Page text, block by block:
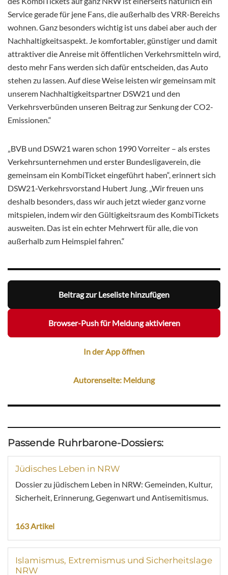
Service gerade für jene Fans, die außerhalb des VRR-Bereichs
wohnen. Ganz besonders wichtig ist uns dabei aber auch der
Nachhaltigkeitsaspekt. Je komfortabler, günstiger und damit
attraktiver die Anreise mit öffentlichen Verkehrsmitteln wird,
desto mehr Fans werden sich dafür entscheiden, das Auto
stehen zu lassen. Auf diese Weise leisten wir gemeinsam mit
unserem Nachhaltigkeitspartner DSW21 und den
Verkehrsverbünden unseren Beitrag zur Senkung der CO2-
Emissionen.“
„BVB und DSW21 waren schon 1990 Vorreiter – als erstes
Verkehrsunternehmen und erster Bundesligaverein, die
gemeinsam ein KombiTicket eingeführt haben“, erinnert sich
DSW21-Verkehrsvorstand Hubert Jung. „Wir freuen uns
deshalb besonders, dass wir auch jetzt wieder ganz vorne
mitspielen, indem wir den Gültigkeitsraum des KombiTickets
ausweiten. Das ist ein echter Mehrwert für alle, die von
außerhalb zum Heimspiel fahren.“
Beitrag zur Leseliste hinzufügen
Browser-Push für Meldung aktivieren
In der App öffnen
Autorenseite: Meldung
Passende Ruhrbarone-Dossiers:
Jüdisches Leben in NRW
Dossier zu jüdischem Leben in NRW: Gemeinden, Kultur,
Sicherheit, Erinnerung, Gegenwart und Antisemitismus.
163 Artikel
Islamismus, Extremismus und Sicherheitslage
NRW